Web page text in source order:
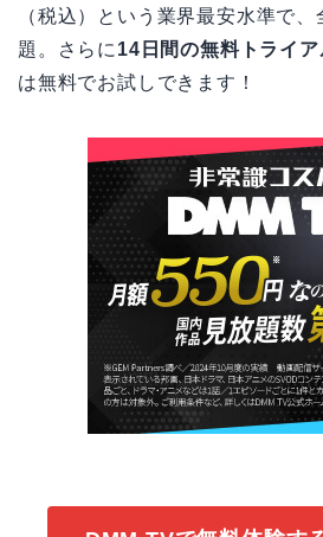
（税込）という業界最安水準で
題。さらに 14日間の無料トライア
は無料でお試しできます！